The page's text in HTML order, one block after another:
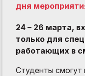
дня
24 – 26 марта,
только для
работающих в
Студенты смогут